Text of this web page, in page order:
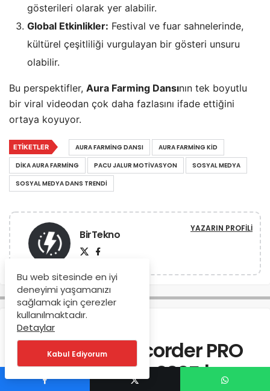
gösterileri olarak yer alabilir.
Global Etkinlikler: Festival ve fuar sahnelerinde,
kültürel çeşitliliği vurgulayan bir gösteri unsuru
olabilir.
Bu perspektifler, Aura Farming Dansının tek boyutlu
bir viral videodan çok daha fazlasını ifade ettiğini
ortaya koyuyor.
ETIKETLER AURA FARMING DANSI
AURA FARMING KID
DIKA AURA FARMING
PACU JALUR MOTIVASYON
SOSYAL MEDYA
SOSYAL MEDYA DANS TRENDI
BirTekno YAZARIN PROFILI
Anasayfa
iTop Screen Recorder PRO
Lisans Anahtarı 2025 |
Bu web sitesinde en iyi
deneyimi yaşamanızı
sağlamak için çerezler
kullanılmaktadır.
Detaylar
Kabul Ediyorum